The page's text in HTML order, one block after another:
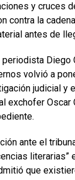
y cruces
contra la
antes de
Diego
volvió a
judicial y
exchofer Oscar
ante el
literarias”
que